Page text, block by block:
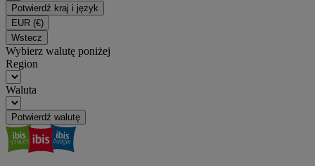
Potwierdź kraj i język
EUR (€)
Wstecz
Wybierz walutę poniżej
Region
Waluta
Potwierdź walutę